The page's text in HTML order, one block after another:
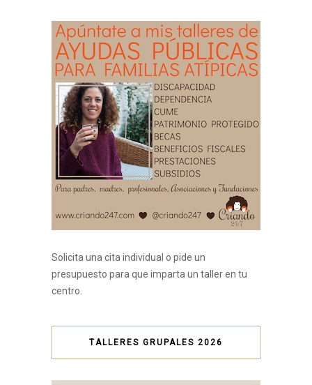
Solicita una cita individual o pide un
presupuesto para que imparta un taller en tu
centro.
TALLERES GRUPALES 2026